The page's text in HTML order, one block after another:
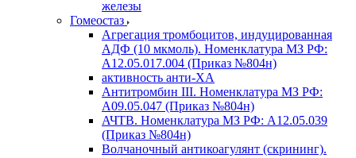
железы
Гомеостаз
Агрегация тромбоцитов, индуцированная
АДФ (10 мкмоль). Номенклатура МЗ РФ:
A12.05.017.004 (Приказ №804н)
активность анти-ХА
Антитромбин III. Номенклатура МЗ РФ:
A09.05.047 (Приказ №804н)
АЧТВ. Номенклатура МЗ РФ: A12.05.039
(Приказ №804н)
Волчаночный антикоагулянт (скрининг).